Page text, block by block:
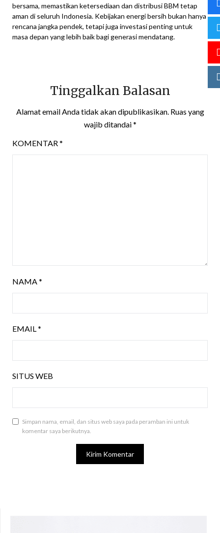
bersama, memastikan ketersediaan dan distribusi BBM tetap
aman di seluruh Indonesia. Kebijakan energi bersih bukan hanya
rencana jangka pendek, tetapi juga investasi penting untuk
masa depan yang lebih baik bagi generasi mendatang.
Tinggalkan Balasan
Alamat email Anda tidak akan dipublikasikan. Ruas yang
wajib ditandai*
KOMENTAR *
NAMA *
EMAIL *
SITUS WEB
Simpan nama, email, dan situs web saya pada peramban ini untuk
komentar saya berikutnya.